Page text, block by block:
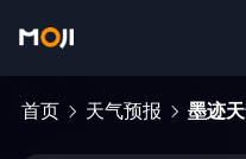
首页 天气预报 墨迹